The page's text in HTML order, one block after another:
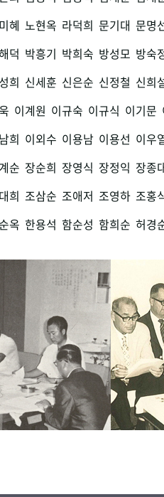
혜 노현옥 라덕희 문기대 문명
덕 박흥기 박희숙 방성모 방숙
희 신세훈 신은순 신정철 신희
이계원 이규숙 이규식 이기문
희 이외수 이용남 이용선 이우
순 장순희 장영식 장정익 장종
희 조삼순 조애저 조영하 조홍
옥 한용석 함순성 함희순 허경